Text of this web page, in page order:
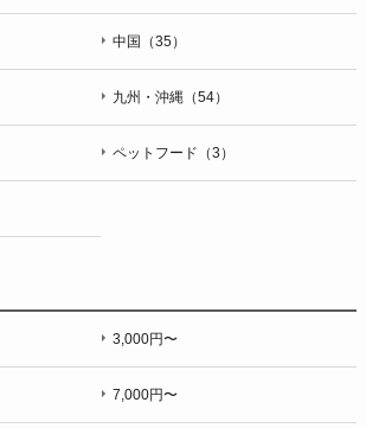
中国（35）
九州・沖縄（54）
ペットフード（3）
3,000円〜
7,000円〜